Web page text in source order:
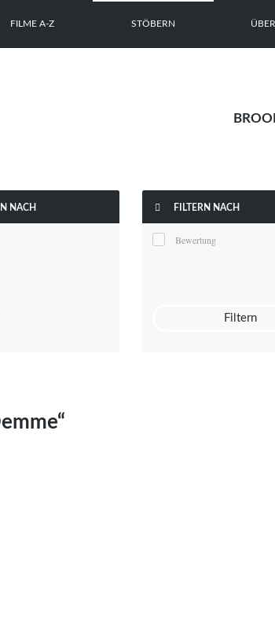
FILME A-Z STÖBERN
NACH  FILTERN NACH
Bewertung
Filtern